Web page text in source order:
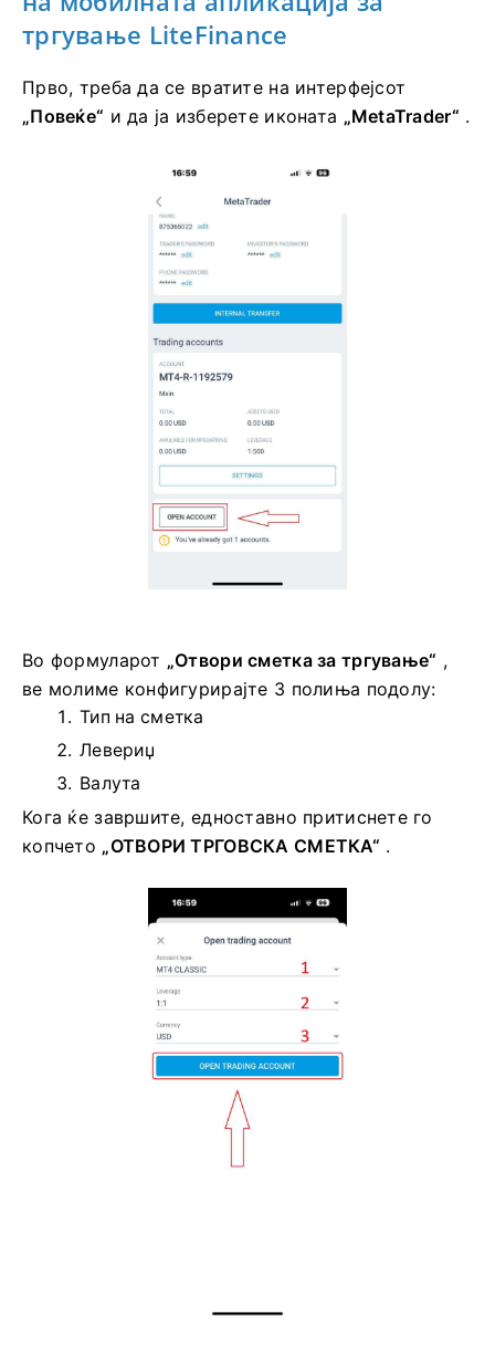
тргување LiteFinance
Прво, треба да се вратите на интерфејсот
„Повеќе“ и да ја изберете иконата „MetaTrader“ .
Во формуларот „Отвори сметка за тргување“ ,
ве молиме конфигурирајте 3 полиња подолу:
Тип на сметка
Левериџ
Валута
Кога ќе завршите, едноставно притиснете го
копчето „ОТВОРИ ТРГОВСКА СМЕТКА“ .